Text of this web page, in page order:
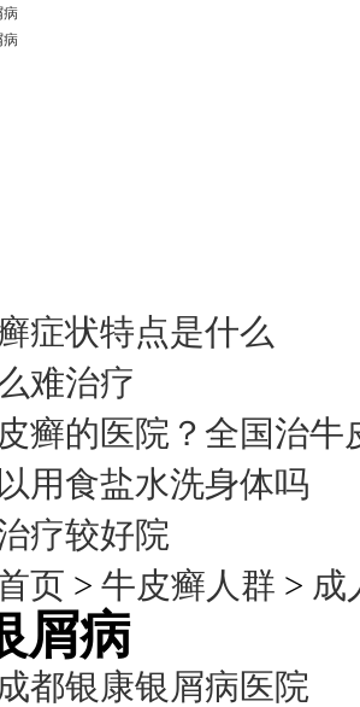
病
病
症状特点是什么
难治疗
癣的医院？全国治牛
用食盐水洗身体吗
疗较好院
页 > 牛皮癣人群 > 成
屑病
成都银康银屑病医院